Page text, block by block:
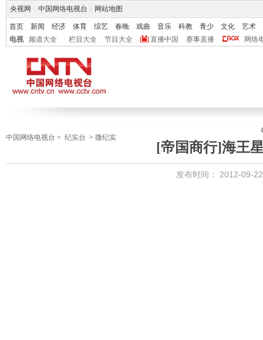
央视网 中国网络电视台 网站地图
首页 新闻 经济 体育 综艺 春晚 戏曲 音乐 科教 青少 文化
艺术
电视
频道大全 栏目大全 节目大全 直播中国 赛事直播 网络
中国网络电视台 > 纪实台 > 微纪实
[帝国商行]海王
发布时间： 2012-09-